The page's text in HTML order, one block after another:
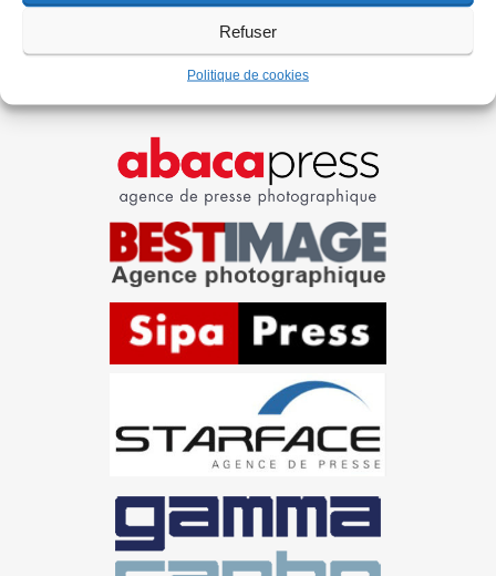
Refuser
Politique de cookies
Ils nous soutiennent